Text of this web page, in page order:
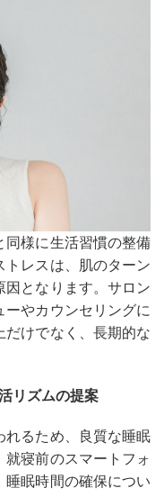
同様に生活習慣の整備
トレスは、肌のターン
因となります。サロン
やカウンセリングに
だけでなく、長期的な
リズムの提案
れるため、良質な睡眠
寝前のスマートフォ
睡眠時間の確保につい